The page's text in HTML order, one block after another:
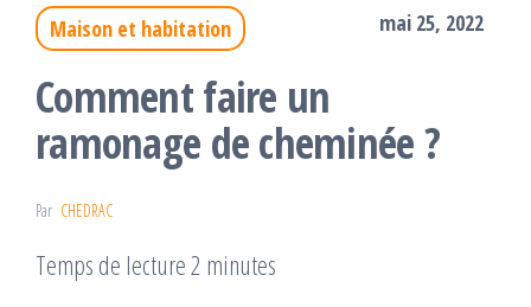
Maison et habitation mai 25, 2022
Comment faire un
ramonage de cheminée ?
Par CHEDRAC
Temps de lecture 2 minutes